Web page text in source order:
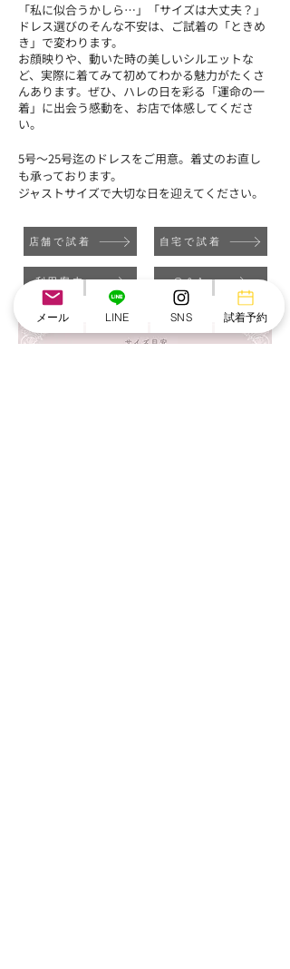
「私に似合うかしら…」「サイズは大丈夫？」
ドレス選びのそんな不安は、ご試着の「ときめ
き」で変わります。
お顔映りや、動いた時の美しいシルエットな
ど、実際に着てみて初めてわかる魅力がたくさ
んあります。ぜひ、ハレの日を彩る「運命の一
着」に出会う感動を、お店で体感してくださ
い。
5号～25号迄のドレスをご用意。​着丈のお直し
も承っております。
ジャストサイズで大切な日を迎えてください。
店舗で試着
利用案内
自宅で試着
Q＆A
メール LINE SNS 試着予約